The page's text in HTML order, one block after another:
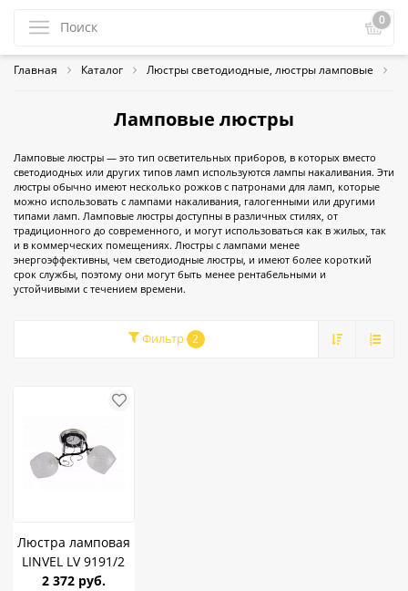
0
Главная Каталог Люстры светодиодные, люстры ламповые
Ламповые люстры
Ламповые люстры — это тип осветительных приборов, в которых вместо
светодиодных или других типов ламп используются лампы накаливания. Эти
люстры обычно имеют несколько рожков с патронами для ламп, которые
можно использовать с лампами накаливания, галогенными или другими
типами ламп. Ламповые люстры доступны в различных стилях, от
традиционного до современного, и могут использоваться как в жилых, так
и в коммерческих помещениях. Люстры с лампами менее
энергоэффективны, чем светодиодные люстры, и имеют более короткий
срок службы, поэтому они могут быть менее рентабельными и
устойчивыми с течением времени.
Фильтр 2
Люстра ламповая
LINVEL LV 9191/2
Фифи Черный/
2 372 руб.